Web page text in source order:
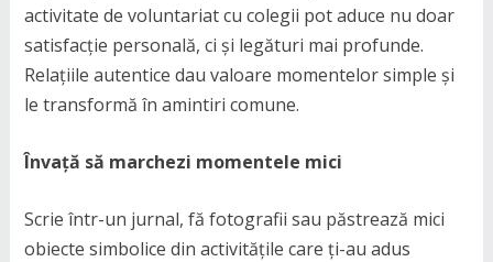
activitate de voluntariat cu colegii pot aduce nu doar
satisfacție personală, ci și legături mai profunde.
Relațiile autentice dau valoare momentelor simple și
le transformă în amintiri comune.
Învață să marchezi momentele mici
Scrie într-un jurnal, fă fotografii sau păstrează mici
obiecte simbolice din activitățile care ți-au adus